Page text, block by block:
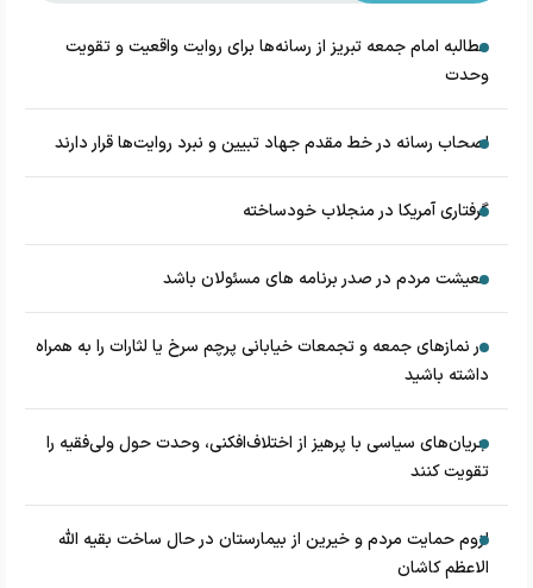
مطالبه امام جمعه تبریز از رسانه‌ها برای روایت واقعیت و تقویت
وحدت
اصحاب رسانه در خط مقدم جهاد تبیین و نبرد روایت‌ها قرار دارند
گرفتاری آمریکا در منجلاب خودساخته
معیشت مردم در صدر برنامه های مسئولان باشد
در نماز‌های جمعه و تجمعات خیابانی پرچم سرخ یا لثارات را به همراه
داشته باشید
جریان‌های سیاسی با پرهیز از اختلاف‌افکنی، وحدت حول ولی‌فقیه را
تقویت کنند
لزوم حمایت مردم و خیرین از بیمارستان در حال ساخت بقیه الله
الاعظم کاشان